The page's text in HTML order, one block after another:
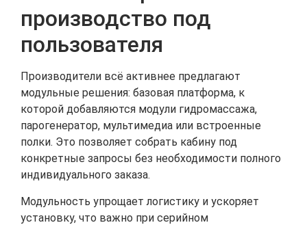
производство под
пользователя
Производители всё активнее предлагают
модульные решения: базовая платформа, к
которой добавляются модули гидромассажа,
парогенератор, мультимедиа или встроенные
полки. Это позволяет собрать кабину под
конкретные запросы без необходимости полного
индивидуального заказа.
Модульность упрощает логистику и ускоряет
установку, что важно при серийном